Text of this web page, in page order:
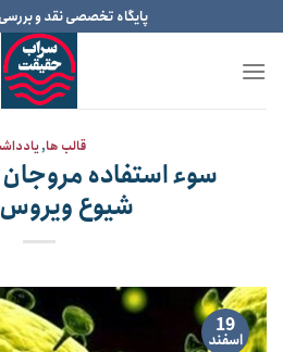
to
content
پایگاه تخصصی نقد و
قالب ها,
سوء استفاده
شیوع ویروس
19
اسفند